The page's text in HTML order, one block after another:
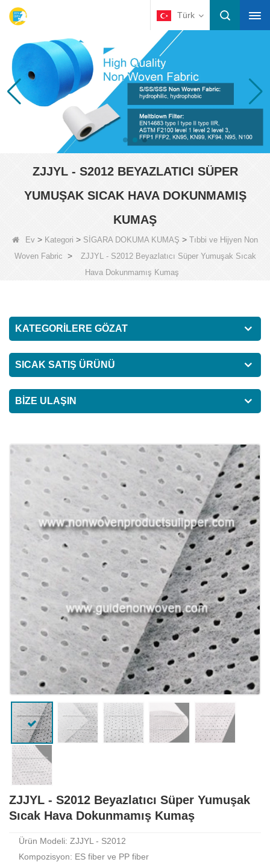
Türk
ZJJYL - S2012 BEYAZLATICI SÜPER
YUMUŞAK SICAK HAVA DOKUNMAMIŞ
KUMAŞ
Ev > Kategori > SİGARA DOKUMA KUMAŞ > Tıbbi ve Hijyen Non
Woven Fabric >
ZJJYL - S2012 Beyazlatıcı Süper Yumuşak Sıcak
Hava Dokunmamış Kumaş
KATEGORILERE GÖZAT
SICAK SATIŞ ÜRÜNÜ
BIZE ULAŞIN
ZJJYL - S2012 Beyazlatıcı Süper Yumuşak
Sıcak Hava Dokunmamış Kumaş
Ürün Modeli: ZJJYL - S2012
Kompozisyon: ES fiber ve PP fiber